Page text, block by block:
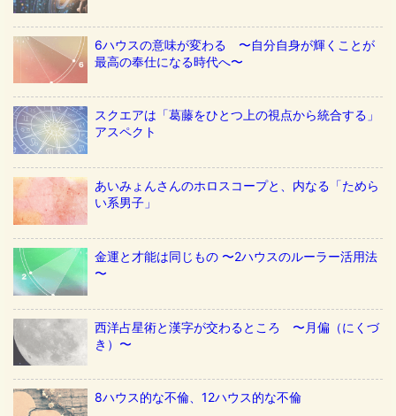
6ハウスの意味が変わる 〜自分自身が輝くことが
最高の奉仕になる時代へ〜
スクエアは「葛藤をひとつ上の視点から統合する」
アスペクト
あいみょんさんのホロスコープと、内なる「ためら
い系男子」
金運と才能は同じもの 〜2ハウスのルーラー活用法
〜
西洋占星術と漢字が交わるところ 〜月偏（にくづ
き）〜
8ハウス的な不倫、12ハウス的な不倫